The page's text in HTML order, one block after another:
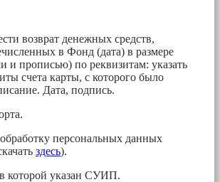
возврат денежных средств,
в Фонд (дата) в размере
и прописью) по реквизитам: указать
счета карты, с которого было
Дата, подпись.
персональных данных
здесь).
которой указан СУИП.